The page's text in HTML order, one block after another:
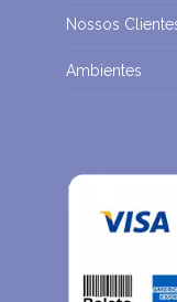
Nossos
Ambientes